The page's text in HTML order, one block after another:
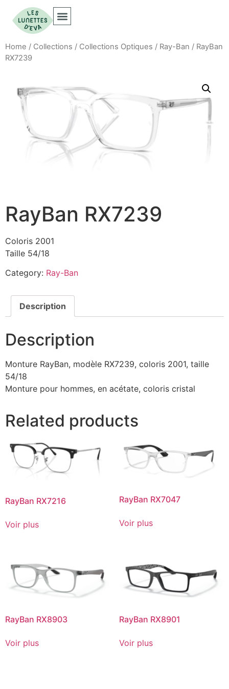
Home / Collections / Collections Optiques / Ray-Ban / RayBan
RX7239
RayBan RX7239
Coloris 2001
Taille 54/18
Category: Ray-Ban
Description
Description
Monture RayBan, modèle RX7239, coloris 2001, taille
54/18
Monture pour hommes, en acétate, coloris cristal
Related products
RayBan RX7216
Voir plus
RayBan RX7047
Voir plus
RayBan RX8903
Voir plus
RayBan RX8901
Voir plus